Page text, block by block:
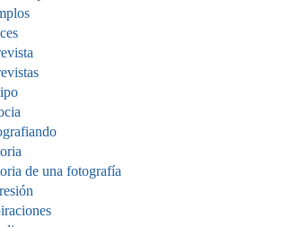
de una fotografía